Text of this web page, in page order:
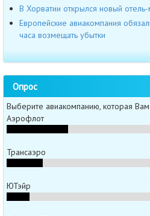
В Хорватии открылся новый
Европейские авиакомпания
часа возмещать убытки
Опрос
Выберите авиакомпанию, которая
Аэрофлот
Трансаэро
ЮТэйр